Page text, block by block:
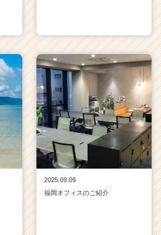
2025.09.09
福岡オフィスのご紹介